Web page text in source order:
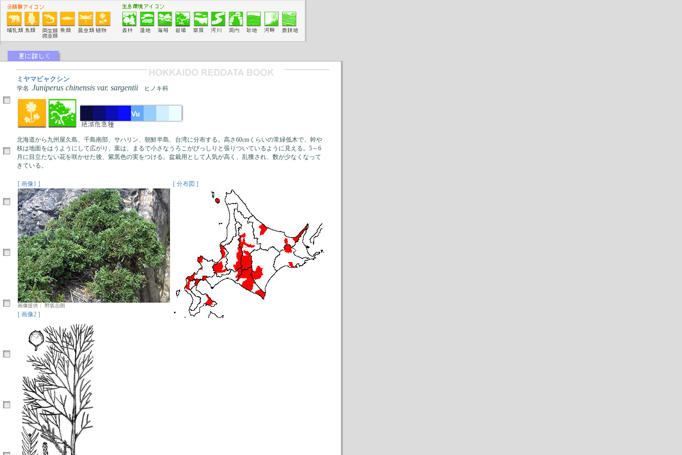
ミヤマビャクシン
学名 Juniperus chinensis var. sargentii ヒノキ科
北海道から九州屋久島、千島南部、サハリン、朝鮮半島、台湾に分布する。高さ60cmくらいの常緑低木で、幹や
枝は地面をはうようにして広がり、葉は、まるで小さなうろこがびっしりと張りついているように見える。5～6
月に目立たない花を咲かせた後、紫黒色の実をつける。盆栽用として人気が高く、乱獲され、数が少なくなって
きている。
[ 画像1 ]
画像提供： 野坂志朗
[ 分布図 ]
[ 画像2 ]